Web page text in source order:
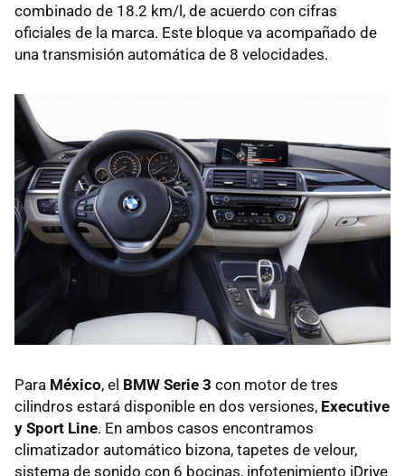
combinado de 18.2 km/l, de acuerdo con cifras
oficiales de la marca. Este bloque va acompañado de
una transmisión automática de 8 velocidades.
Para México, el BMW Serie 3 con motor de tres
cilindros estará disponible en dos versiones, Executive
y Sport Line. En ambos casos encontramos
climatizador automático bizona, tapetes de velour,
sistema de sonido con 6 bocinas, infotenimiento iDrive